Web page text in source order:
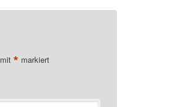
* markiert